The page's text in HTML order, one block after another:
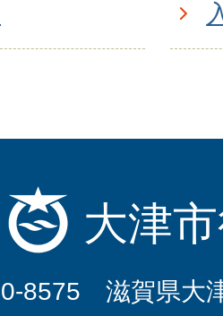
大津
8575 滋賀県大